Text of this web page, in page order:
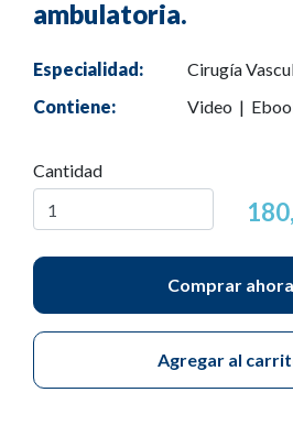
ambulatoria.
Especialidad:
Cirugía
Contiene:
Video |
Cantidad
Comprar ahora
Agregar al